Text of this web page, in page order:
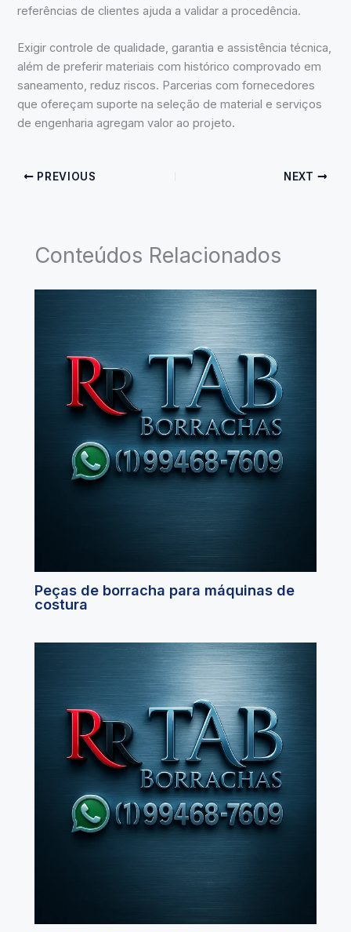
referências de clientes ajuda a validar a procedência.
Exigir controle de qualidade, garantia e assistência técnica,
além de preferir materiais com histórico comprovado em
saneamento, reduz riscos. Parcerias com fornecedores
que ofereçam suporte na seleção de material e serviços
de engenharia agregam valor ao projeto.
PREVIOUS NEXT
Conteúdos Relacionados
Peças de borracha para máquinas de
costura